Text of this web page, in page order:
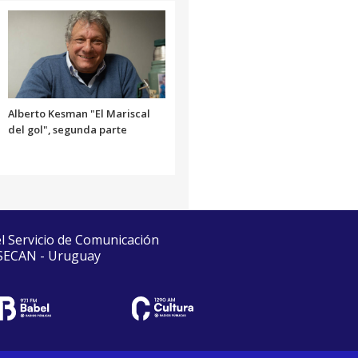
Alberto Kesman "El Mariscal
del gol", segunda parte
de Comunicación
- Uruguay